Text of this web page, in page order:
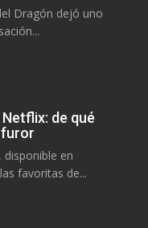
Dragón dejó uno
de qué
disponible en
favoritas de...